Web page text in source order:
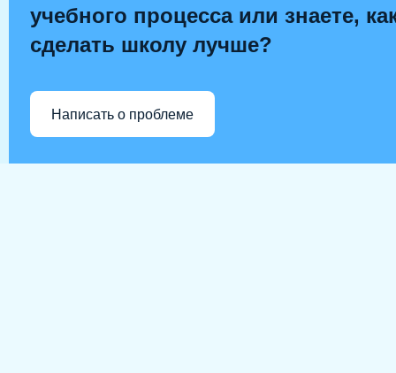
учебного процесса или знаете,
сделать школу лучше?
Написать о проблеме